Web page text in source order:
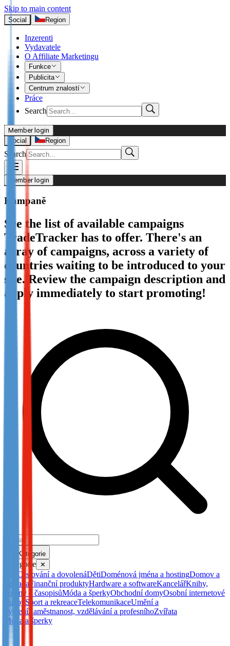
Skip to main content
Social Region
Inzerenti
Vydavatele
O Affiliate Marketingu
Funkce
Publicita
Centrum znalostí
Práce
Search
I’m Advertiser
Login
Not already our Advertiser?
I’m Publisher
Login
Not already our Publisher?
Sign up here
Member login
Social
Region
Search
Member login
Kampaně
See the list of available campaigns
TradeTracker has to offer. There's an
array of campaigns, across a variety of
countries waiting to be introduced to your
site. Review the campaign description and
apply immediately to start promoting!
Kategorie
Kategorie ✕
Cestování a dovolenáDětiDoménová jména a hostingDomov a
zahrada Finanční produktyHardware a softwareKancelářKnihy,
noviny a časopisůMóda a šperkyObchodní domyOsobní internetové
služby Sport a rekreaceTelekomunikaceUmění a
bydleníZaměstnanost, vzdělávání a profesníhoZvířata
Móda a šperky